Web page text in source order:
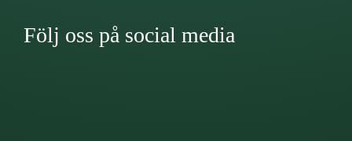
Följ oss på social media